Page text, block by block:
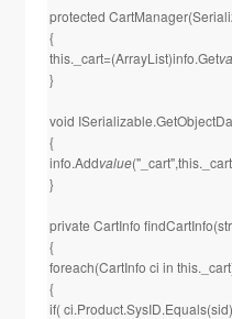
protected
{
this._cart=(ArrayList)info.Get
}
void
{
info.Addvalue
}
private CartInfo
{
foreach(CartInfo ci in
{
if(